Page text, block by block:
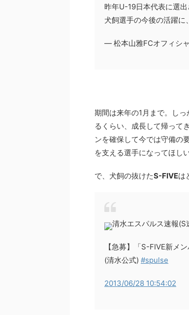
昨年U-19日本代表に選
犬飼選手の今後の活躍に
— 松本山雅FCオフィシ
期間は来年の1月まで。し
るくらい、成長して帰って
ンを確保して今では守備の
を支える選手になってほしい
で、犬飼の抜けたS-FIVEは
清水エスパルス速報(S
【急募】「S-FIVE新メ
(清水公式) #spulse
2013/06/28 10:54:02